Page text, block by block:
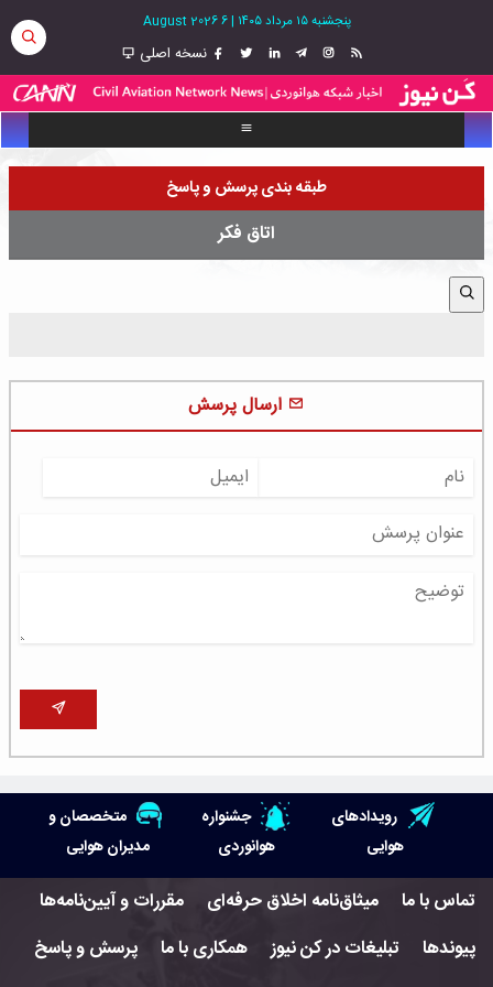
پنجشنبه ۱۵ مرداد ۱۴۰۵ |
6 August 2026
نسخه اصلی
طبقه بندی پرسش و پاسخ
اتاق فکر
ارسال پرسش
رویدادهای
هوایی
جشنواره
هوانوردی
متخصصان و
مدیران هوایی
تماس با ما میثاق‌نامه اخلاق حرفه‌ای
مقررات و آیین‌نامه‌ها
پیوندها
تبلیغات در کن نیوز همکاری با ما پرسش و پاسخ